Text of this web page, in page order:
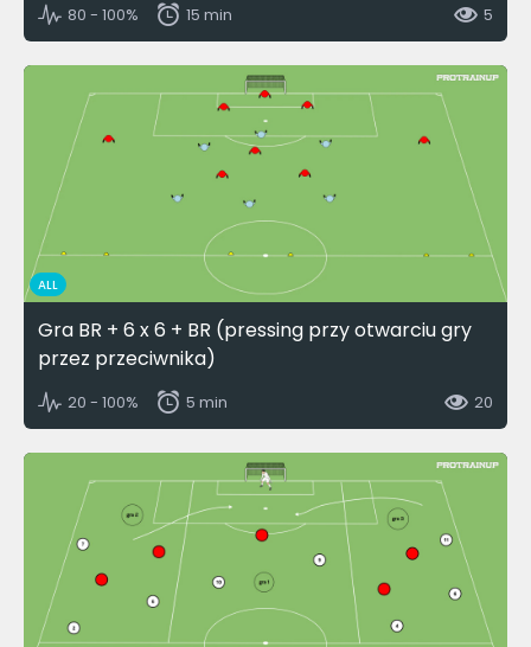
80 - 100% 15 min 5
ALL
Gra BR + 6 x 6 + BR (pressing przy otwarciu gry
przez przeciwnika)
20 - 100% 5 min 20